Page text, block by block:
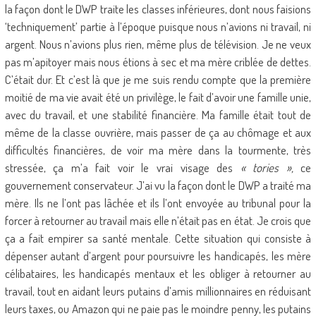
la façon dont le DWP traite les classes inférieures, dont nous faisions
‘techniquement’ partie à l’époque puisque nous n’avions ni travail, ni
argent. Nous n’avions plus rien, même plus de télévision. Je ne veux
pas m’apitoyer mais nous étions à sec et ma mère criblée de dettes.
C’était dur. Et c’est là que je me suis rendu compte que la première
moitié de ma vie avait été un privilège, le fait d’avoir une famille unie,
avec du travail, et une stabilité financière. Ma famille était tout de
même de la classe ouvrière, mais passer de ça au chômage et aux
difficultés financières, de voir ma mère dans la tourmente, très
stressée, ça m’a fait voir le vrai visage des « tories », ce
gouvernement conservateur. J’ai vu la façon dont le DWP a traité ma
mère. Ils ne l’ont pas lâchée et ils l’ont envoyée au tribunal pour la
forcer à retourner au travail mais elle n’était pas en état. Je crois que
ça a fait empirer sa santé mentale. Cette situation qui consiste à
dépenser autant d’argent pour poursuivre les handicapés, les mère
célibataires, les handicapés mentaux et les obliger à retourner au
travail, tout en aidant leurs putains d’amis millionnaires en réduisant
leurs taxes, ou Amazon qui ne paie pas le moindre penny, les putains